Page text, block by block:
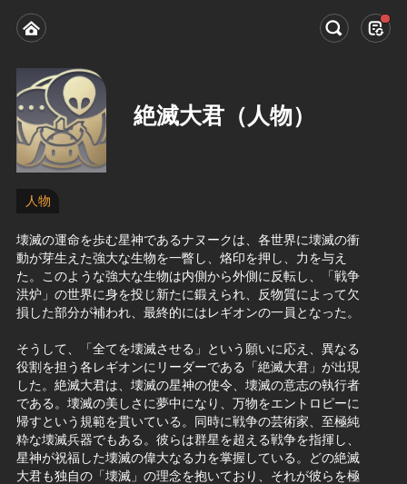
絶滅大君（人物）
人物
壊滅の運命を歩む星神であるナヌークは、各世界に壊滅の衝
動が芽生えた強大な生物を一瞥し、烙印を押し、力を与え
た。このような強大な生物は内側から外側に反転し、「戦争
洪炉」の世界に身を投じ新たに鍛えられ、反物質によって欠
損した部分が補われ、最終的にはレギオンの一員となった。
そうして、「全てを壊滅させる」という願いに応え、異なる
役割を担う各レギオンにリーダーである「絶滅大君」が出現
した。絶滅大君は、壊滅の星神の使令、壊滅の意志の執行者
である。壊滅の美しさに夢中になり、万物をエントロピーに
帰すという規範を貫いている。同時に戦争の芸術家、至極純
粋な壊滅兵器でもある。彼らは群星を超える戦争を指揮し、
星神が祝福した壊滅の偉大なる力を掌握している。どの絶滅
大君も独自の「壊滅」の理念を抱いており、それが彼らを極